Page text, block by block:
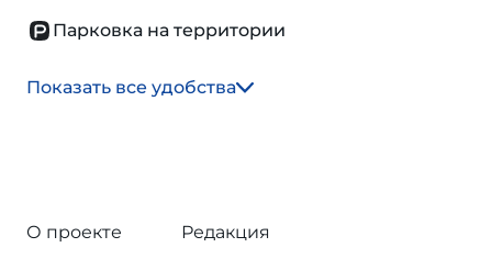
Парковка на территории
Показать все удобства
О проекте
Редакция